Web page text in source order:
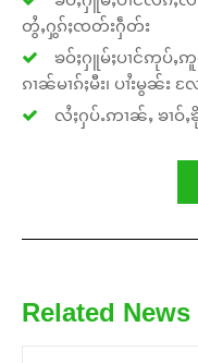
တွႆႇႁွၵ်ႈၸတ်းႁဵတ်း
ၶဝ်ႈႁူမ်ႈပၢင်ဢုပ်ႇဢူ
ၵၢၼ်မၢၵ်ႈမီး၊ ပၢႆးမွၼ်း
လႆႈႁပ်ႉဢၢၼ်ႇ ၶၢ
Related News